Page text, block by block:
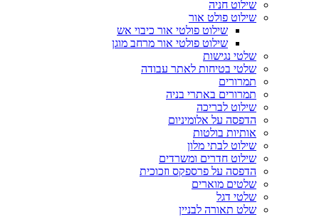
שילוט חניה
שילוט פולט אור
שילוט פולטי אור כיבוי אש
שילוט פולטי אור מרחב מוגן
שלטי נגישות
שלטי בטיחות לאתר עבודה
תמרורים
תמרורים באתרי בניה
שילוט לבריכה
הדפסה על אלומיניום
אותיות בולטות
שילוט לבתי מלון
שילוט חדרים ומשרדים
הדפסה על פרספקס וזכוכית
שלטים מוארים
שלטי דגל
שלט תאורה לבניין